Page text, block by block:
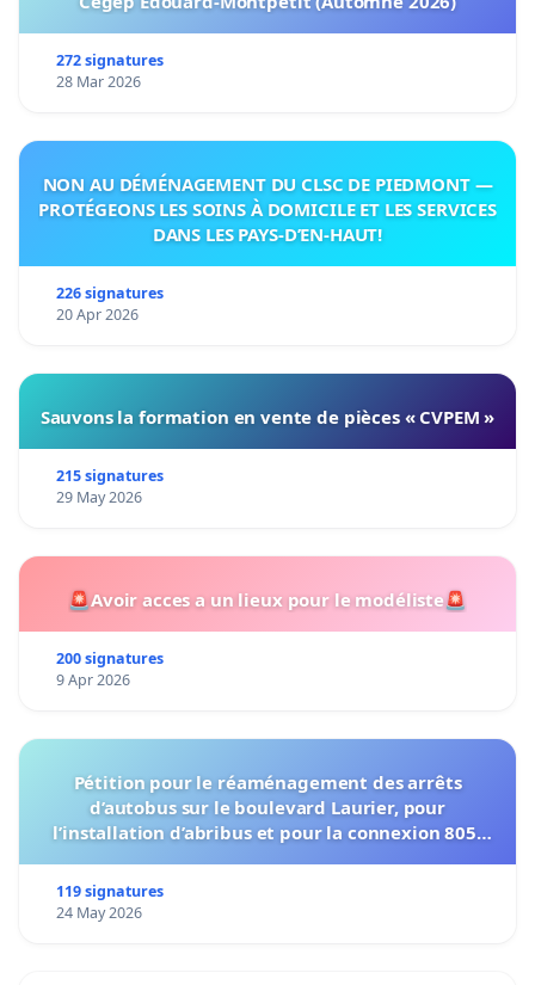
272 signatures
28 Mar 2026
NON AU DÉMÉNAGEMENT DU CLSC DE PIEDMONT —
PROTÉGEONS LES SOINS À DOMICILE ET LES SERVICES
DANS LES PAYS-D’EN-HAUT!
226 signatures
20 Apr 2026
Sauvons la formation en vente de pièces « CVPEM »
215 signatures
29 May 2026
🚨Avoir acces a un lieux pour le modéliste🚨
200 signatures
9 Apr 2026
Pétition pour le réaménagement des arrêts
d’autobus sur le boulevard Laurier, pour
l’installation d’abribus et pour la connexion 805-
119 signatures
24 May 2026